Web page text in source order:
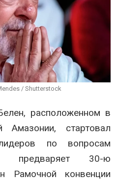
/ Shutterstock
расположенном в
Амазонии, стартовал
по вопросам
предваряет 30-ю
Рамочной конвенции